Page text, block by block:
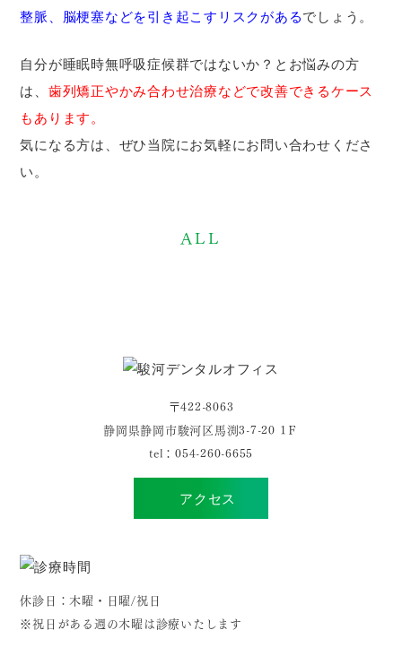
整脈、脳梗塞などを引き起こすリスクがあるでしょう。
自分が睡眠時無呼吸症候群ではないか？とお悩みの方
は、 歯列矯正やかみ合わせ治療などで改善できるケース
もあります。
気になる方は、ぜひ当院にお気軽にお問い合わせくださ
い。
ALL
〒422-8063
静岡県静岡市駿河区馬渕3-7-20 1Ｆ
tel： 054-260-6655
アクセス
休診日：木曜・日曜/祝日
※祝日がある週の木曜は診療いたします